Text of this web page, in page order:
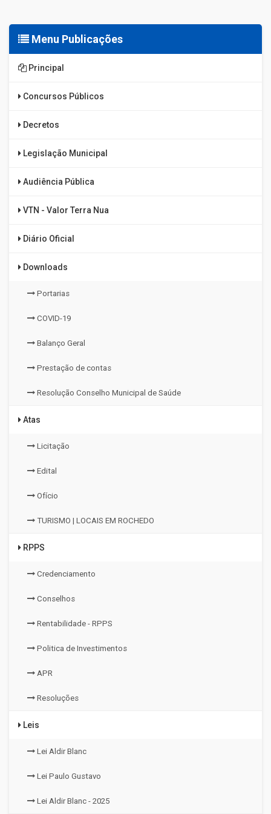
Menu Publicações
Principal
Concursos Públicos
Decretos
Legislação Municipal
Audiência Pública
VTN - Valor Terra Nua
Diário Oficial
Downloads
Portarias
COVID-19
Balanço Geral
Prestação de contas
Resolução Conselho Municipal de Saúde
Atas
Licitação
Edital
Ofício
TURISMO | LOCAIS EM ROCHEDO
RPPS
Credenciamento
Conselhos
Rentabilidade - RPPS
Politica de Investimentos
APR
Resoluções
Leis
Lei Aldir Blanc
Lei Paulo Gustavo
Lei Aldir Blanc - 2025